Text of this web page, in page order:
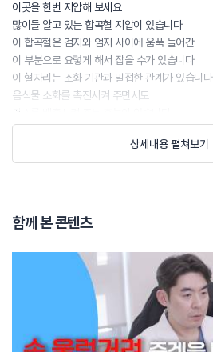
이곳을 한번 지압해 보세요
많이들 알고 있는 합곡혈 지압이 있습니다
이 합곡혈은 검지와 엄지 사이에 움푹 들어간
이 부분으로 요렇게 해서 잡을 수가 있습니다
이 혈자리는 소화 기관과 밀접한 관계가 있습니다
음식물 소화를 촉진시켜 주면서도
가스를 배출시켜 주는 효능이 있습니다
뿐만 아니라 피로도 풀어주고
에너지를 올려주는 효과도 있습니다
두 번째는 내관혈 지압 입니다
내관혈을 자극하게 되면 혈관 미주신경과
위장 운동이 조절되는 효과를 주기 때문에
소화 불량이 또 개선될 수 있습니다
지압은 어떤 원리일까요?
뭐 일본의 한 연구에서는 지압이 뇌 활동에
어떤 영향을 미치는지를 조사했는데요
그 결과가 아주 흥미롭습니다
상세내용 펼쳐보기
함께 본 콘텐츠